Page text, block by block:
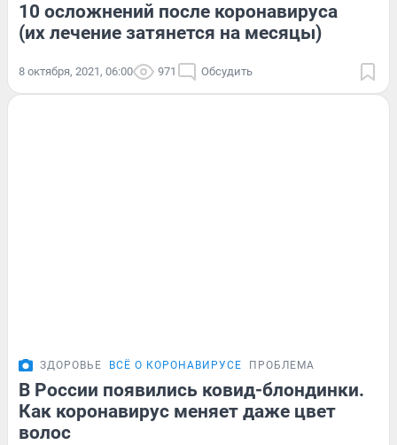
10 осложнений после коронавируса
(их лечение затянется на месяцы)
8 октября, 2021, 06:00 971 Обсудить
ЗДОРОВЬЕ ВСЁ О КОРОНАВИРУСЕ ПРОБЛЕМА
В России появились ковид-блондинки.
Как коронавирус меняет даже цвет
волос